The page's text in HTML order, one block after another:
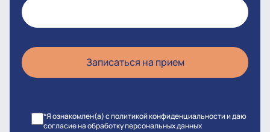
*Я ознакомлен(а) с политикой конфиденциальности и даю
согласие на обработку персональных данных